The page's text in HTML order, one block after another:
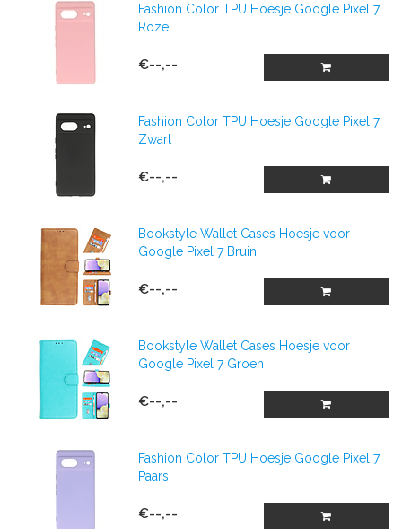
Fashion Color TPU Hoesje Google Pixel 7
Roze
€--,--
Fashion Color TPU Hoesje Google Pixel 7
Zwart
€--,--
Bookstyle Wallet Cases Hoesje voor
Google Pixel 7 Bruin
€--,--
Bookstyle Wallet Cases Hoesje voor
Google Pixel 7 Groen
€--,--
Fashion Color TPU Hoesje Google Pixel 7
Paars
€--,--